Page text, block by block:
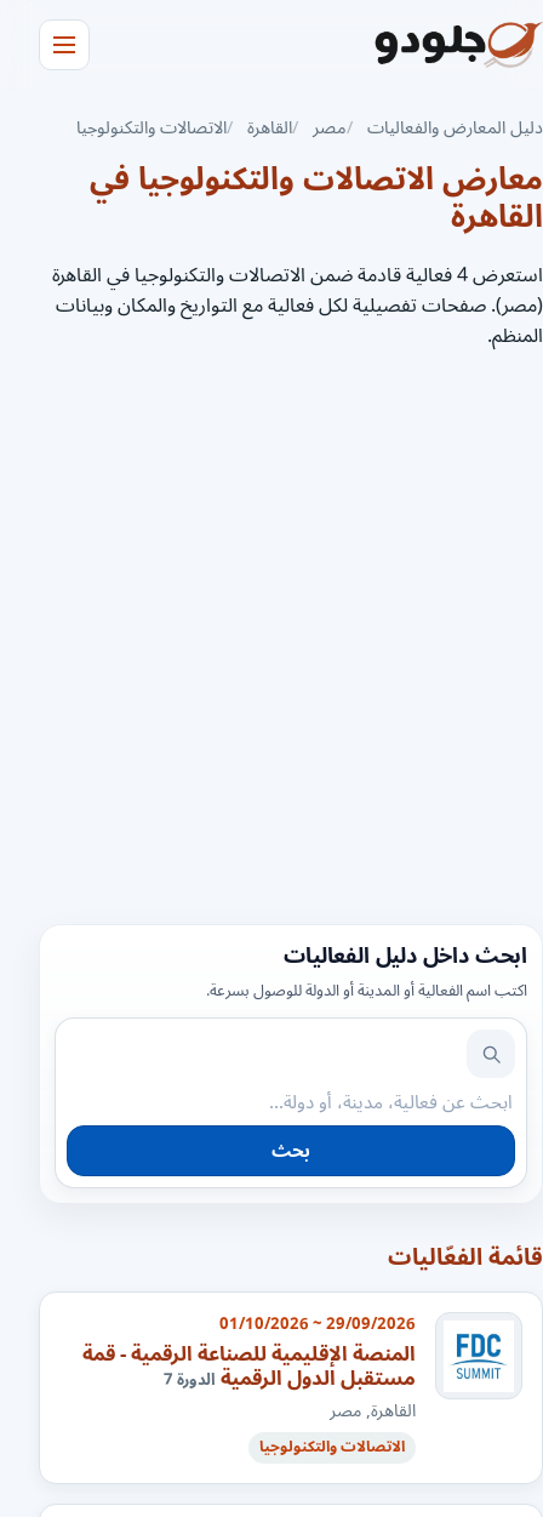
دليل المعارض والفعاليات مصر القاهرة الاتصالات والتكنولوجيا
معارض الاتصالات والتكنولوجيا في
القاهرة
استعرض 4 فعالية قادمة ضمن الاتصالات والتكنولوجيا في القاهرة
(مصر). صفحات تفصيلية لكل فعالية مع التواريخ والمكان وبيانات
المنظم.
ابحث داخل دليل الفعاليات
اكتب اسم الفعالية أو المدينة أو الدولة للوصول بسرعة.
بحث
قائمة الفعّاليات
29/09/2026 ~ 01/10/2026
المنصة الإقليمية للصناعة الرقمية - قمة
مستقبل الدول الرقميةالدورة 7
القاهرة, مصر
الاتصالات والتكنولوجيا